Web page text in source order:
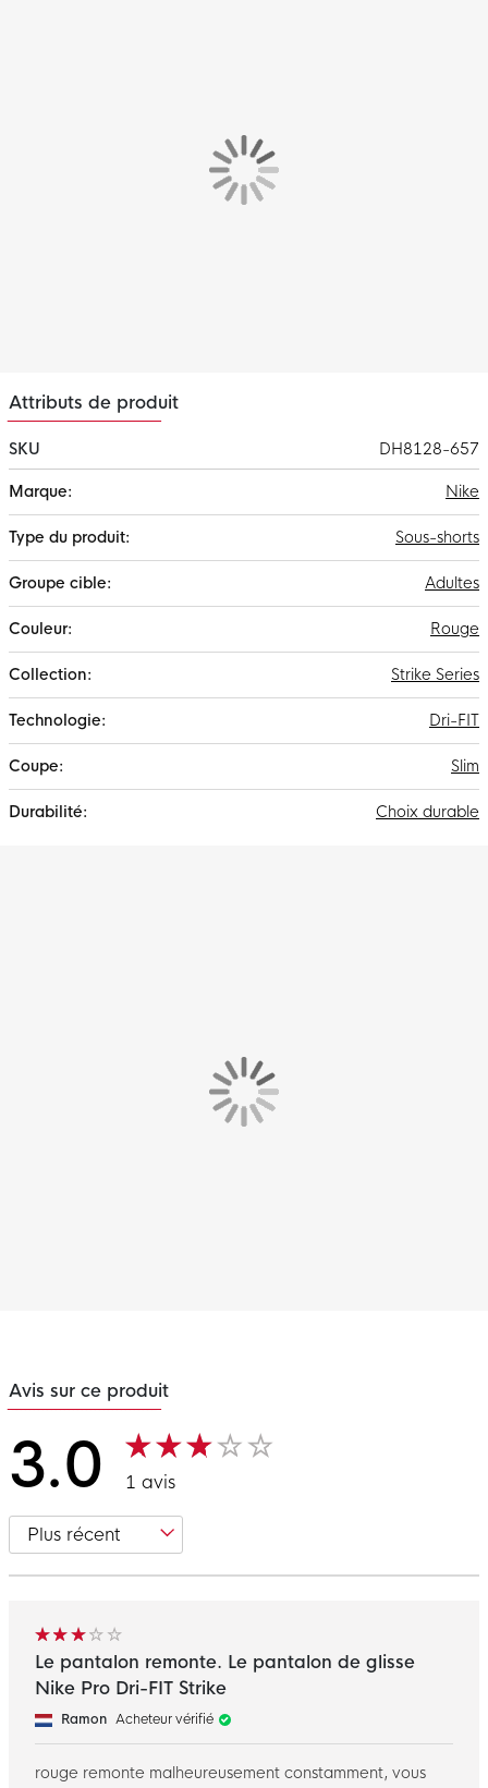
Le short collant Nike est composé de 100 % polyester. Cette
Attributs de produit
SKU
DH8128-657
d'infos
Nike
Sous-shorts
Adultes
Rouge
Strike Series
Dri-FIT
Slim
Choix durable
Avis sur ce produit
3.0 1 avis
Le pantalon remonte. Le pantalon de glisse
Nike Pro Dri-FIT Strike
Ramon Acheteur vérifié
rouge remonte malheureusement constamment, vous